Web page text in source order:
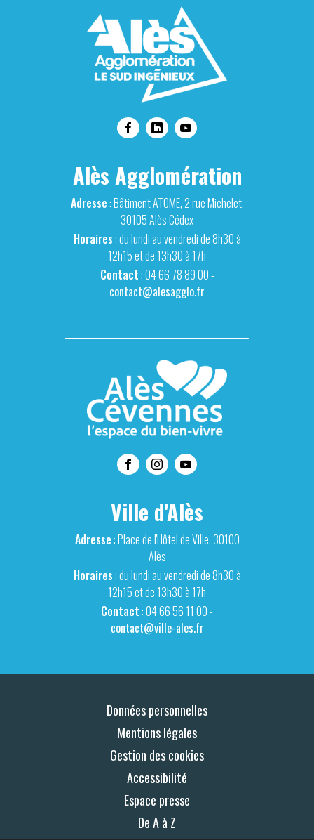
Alès Agglomération
Adresse: Bâtiment ATOME, 2 rue Michelet,
30105 Alès Cédex
Horaires: du lundi au vendredi de 8h30 à
12h15 et de 13h30 à 17h
Contact: 04 66 78 89 00 -
contact@alesagglo.fr
Ville d'Alès
Adresse: Place de l'Hôtel de Ville, 30100
Alès
Horaires: du lundi au vendredi de 8h30 à
12h15 et de 13h30 à 17h
Contact: 04 66 56 11 00 -
contact@ville-ales.fr
Données personnelles
Mentions légales
Gestion des cookies
Accessibilité
Espace presse
De A à Z